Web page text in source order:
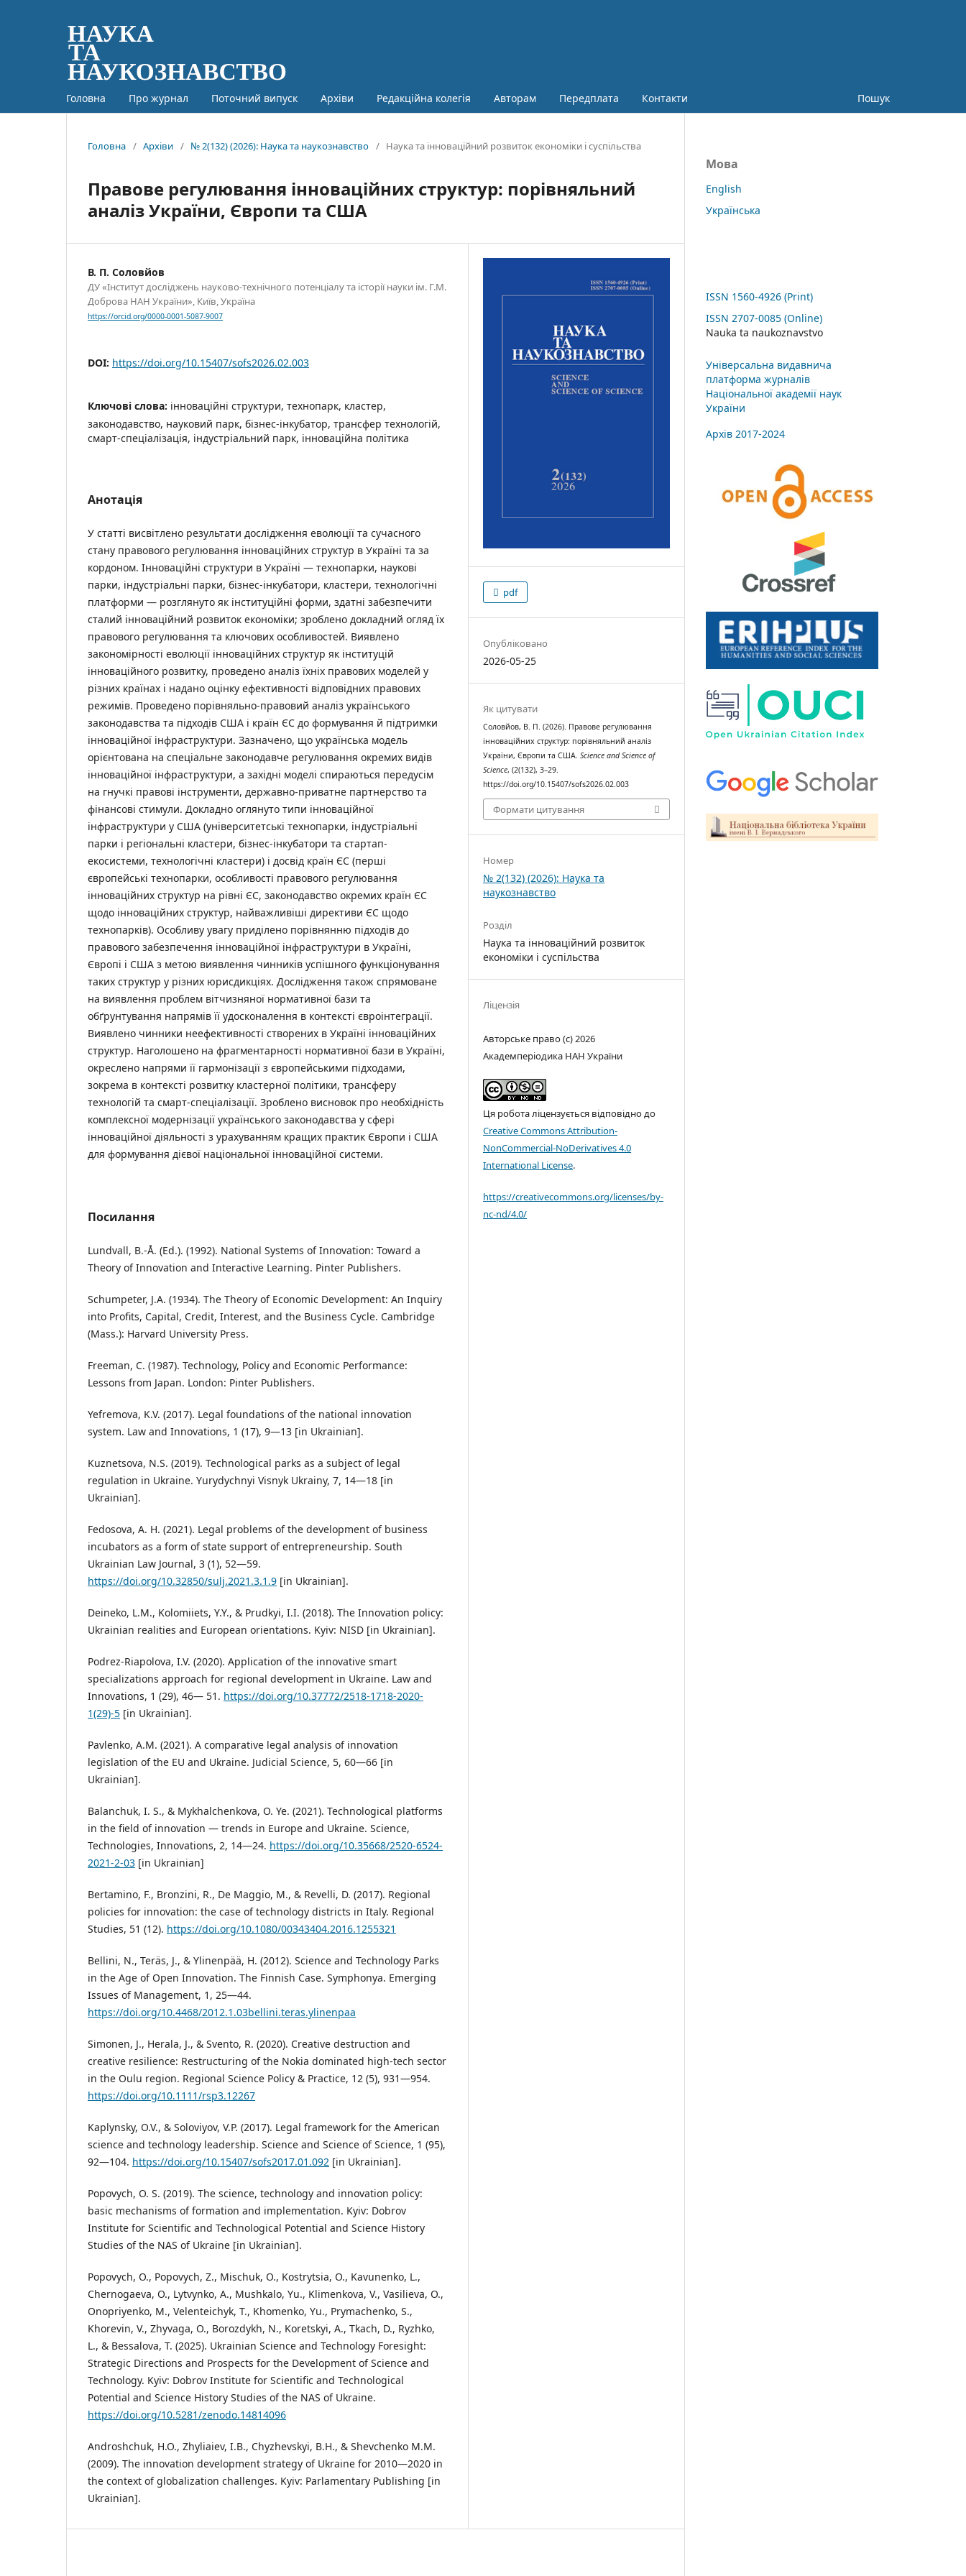
Головна Про журнал Поточний випуск Архіви Редакційна колегія Авторам Передплата Контакти Пошук
Головна / Архіви / № 2(132) (2026): Наука та наукознавство / Наука та інноваційний розвиток економіки і суспільства
Правове регулювання інноваційних структур: порівняльний
аналіз України, Європи та США
В. П. Соловйов
ДУ «Інститут досліджень науково-технічного потенціалу та історії науки ім. Г.М.
Доброва НАН України», Київ, Україна
https://orcid.org/0000-0001-5087-9007
DOI: https://doi.org/10.15407/sofs2026.02.003
Ключові слова: інноваційні структури, технопарк, кластер,
законодавство, науковий парк, бізнес-інкубатор, трансфер технологій,
смарт-спеціалізація, індустріальний парк, інноваційна політика
Анотація
У статті висвітлено результати дослідження еволюції та сучасного
стану правового регулювання інноваційних структур в Україні та за
кордоном. Інноваційні структури в Україні — технопарки, наукові
парки, індустріальні парки, бізнес-інкубатори, кластери, технологічні
платформи — розглянуто як інституційні форми, здатні забезпечити
сталий інноваційний розвиток економіки; зроблено докладний огляд їх
правового регулювання та ключових особливостей. Виявлено
закономірності еволюції інноваційних структур як інституцій
інноваційного розвитку, проведено аналіз їхніх правових моделей у
різних країнах і надано оцінку ефективності відповідних правових
режимів. Проведено порівняльно-правовий аналіз українського
законодавства та підходів США і країн ЄС до формування й підтримки
інноваційної інфраструктури. Зазначено, що українська модель
орієнтована на спеціальне законодавче регулювання окремих видів
інноваційної інфраструктури, а західні моделі спираються передусім
на гнучкі правові інструменти, державно-приватне партнерство та
фінансові стимули. Докладно оглянуто типи інноваційної
інфраструктури у США (університетські технопарки, індустріальні
парки і регіональні кластери, бізнес-інкубатори та стартап-
екосистеми, технологічні кластери) і досвід країн ЄС (перші
європейські технопарки, особливості правового регулювання
інноваційних структур на рівні ЄС, законодавство окремих країн ЄС
щодо інноваційних структур, найважливіші директиви ЄС щодо
технопарків). Особливу увагу приділено порівнянню підходів до
правового забезпечення інноваційної інфраструктури в Україні,
Європі і США з метою виявлення чинників успішного функціонування
таких структур у різних юрисдикціях. Дослідження також спрямоване
на виявлення проблем вітчизняної нормативної бази та
обґрунтування напрямів її удосконалення в контексті євроінтеграції.
Виявлено чинники неефективності створених в Україні інноваційних
структур. Наголошено на фрагментарності нормативної бази в Україні,
окреслено напрями її гармонізації з європейськими підходами,
зокрема в контексті розвитку кластерної політики, трансферу
технологій та смарт-спеціалізації. Зроблено висновок про необхідність
комплексної модернізації українського законодавства у сфері
інноваційної діяльності з урахуванням кращих практик Європи і США
для формування дієвої національної інноваційної системи.
Посилання
Lundvall, B.-Å. (Ed.). (1992). National Systems of Innovation: Toward a
Theory of Innovation and Interactive Learning. Pinter Publishers.
Schumpeter, J.A. (1934). The Theory of Economic Development: An Inquiry
into Profits, Capital, Credit, Interest, and the Business Cycle. Cambridge
(Mass.): Harvard University Press.
Freeman, C. (1987). Technology, Policy and Economic Performance:
Lessons from Japan. London: Pinter Publishers.
Yefremova, K.V. (2017). Legal foundations of the national innovation
system. Law and Innovations, 1 (17), 9—13 [in Ukrainian].
Kuznetsova, N.S. (2019). Technological parks as a subject of legal
regulation in Ukraine. Yurydychnyi Visnyk Ukrainy, 7, 14—18 [in
Ukrainian].
Fedosova, A. H. (2021). Legal problems of the development of business
incubators as a form of state support of entrepreneurship. South
Ukrainian Law Journal, 3 (1), 52—59.
https://doi.org/10.32850/sulj.2021.3.1.9 [in Ukrainian].
Deineko, L.M., Kolomiiets, Y.Y., & Prudkyi, I.I. (2018). The Innovation policy:
Ukrainian realities and European orientations. Kyiv: NISD [in Ukrainian].
Podrez-Riapolova, I.V. (2020). Application of the innovative smart
specializations approach for regional development in Ukraine. Law and
Innovations, 1 (29), 46— 51. https://doi.org/10.37772/2518-1718-2020-
1(29)-5 [in Ukrainian].
Pavlenko, A.M. (2021). A comparative legal analysis of innovation
legislation of the EU and Ukraine. Judicial Science, 5, 60—66 [in
Ukrainian].
Balanchuk, I. S., & Mykhalchenkova, O. Ye. (2021). Technological platforms
in the field of innovation — trends in Europe and Ukraine. Science,
Technologies, Innovations, 2, 14—24. https://doi.org/10.35668/2520-6524-
2021-2-03 [in Ukrainian]
Bertamino, F., Bronzini, R., De Maggio, M., & Revelli, D. (2017). Regional
policies for innovation: the case of technology districts in Italy. Regional
Studies, 51 (12). https://doi.org/10.1080/00343404.2016.1255321
Bellini, N., Teräs, J., & Ylinenpää, H. (2012). Science and Technology Parks
in the Age of Open Innovation. The Finnish Case. Symphonya. Emerging
Issues of Management, 1, 25—44.
https://doi.org/10.4468/2012.1.03bellini.teras.ylinenpaa
Simonen, J., Herala, J., & Svento, R. (2020). Creative destruction and
creative resilience: Restructuring of the Nokia dominated high-tech sector
in the Oulu region. Regional Science Policy & Practice, 12 (5), 931—954.
https://doi.org/10.1111/rsp3.12267
Kaplynsky, O.V., & Soloviyov, V.P. (2017). Legal framework for the American
science and technology leadership. Science and Science of Science, 1 (95),
92—104. https://doi.org/10.15407/sofs2017.01.092 [in Ukrainian].
Popovych, O. S. (2019). The science, technology and innovation policy:
basic mechanisms of formation and implementation. Kyiv: Dobrov
Institute for Scientific and Technological Potential and Science History
Studies of the NAS of Ukraine [in Ukrainian].
Popovych, O., Popovych, Z., Mischuk, O., Kostrytsia, O., Kavunenko, L.,
Chernogaeva, O., Lytvynko, A., Mushkalo, Yu., Klimenkova, V., Vasilieva, O.,
Onopriyenko, M., Velenteichyk, Т., Khomenko, Yu., Prymachenko, S.,
Khorevin, V., Zhyvaga, O., Borozdykh, N., Koretskyi, A., Tkach, D., Ryzhko,
L., & Bessalova, T. (2025). Ukrainian Science and Technology Foresight:
Strategic Directions and Prospects for the Development of Science and
Technology. Kyiv: Dobrov Institute for Scientific and Technological
Potential and Science History Studies of the NAS of Ukraine.
https://doi.org/10.5281/zenodo.14814096
Androshchuk, H.O., Zhyliaiev, I.B., Chyzhevskyi, B.H., & Shevchenko M.M.
(2009). The innovation development strategy of Ukraine for 2010—2020 in
the context of globalization challenges. Kyiv: Parlamentary Publishing [in
Ukrainian].
pdf
Опубліковано
2026-05-25
Як цитувати
Соловйов, В. П. (2026). Правове регулювання
інноваційних структур: порівняльний аналіз
України, Європи та США. Science and Science of
Science, (2(132), 3–29.
https://doi.org/10.15407/sofs2026.02.003
Формати цитування
Номер
№ 2(132) (2026): Наука та
наукознавство
Розділ
Наука та інноваційний розвиток
економіки і суспільства
Ліцензія
Авторське право (c) 2026
Академперіодика НАН України
Ця робота ліцензується відповідно до
Creative Commons Attribution-
NonCommercial-NoDerivatives 4.0
International License.
https://creativecommons.org/licenses/by-
nc-nd/4.0/
Мова
English
Українська
ISSN 1560-4926 (Print)
ISSN 2707-0085 (Online)
Nauka ta naukoznavstvo
Універсальна видавнича
платформа журналів
Національної академії наук
України
Архів 2017-2024